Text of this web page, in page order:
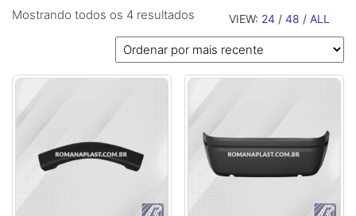
VIEW: 24 / 48 / ALL
Mostrando todos os 4 resultados Classificado
por
mais
recente